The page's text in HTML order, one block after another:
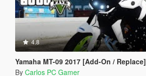
4.8
Yamaha MT-09 2017 [Add-On / Replace]
By Carlos PC Gamer